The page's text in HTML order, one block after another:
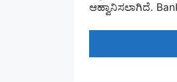
ಆಹ್ವಾನಿಸಲಾಗಿದೆ.